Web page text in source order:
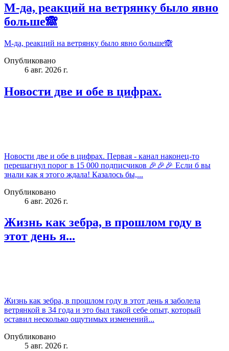
М-да, реакций на ветрянку было явно
больше🙈
М-да, реакций на ветрянку было явно больше🙈
Опубликовано
6 авг. 2026 г.
Новости две и обе в цифрах.
Новости две и обе в цифрах. Первая - канал наконец-то
перешагнул порог в 15 000 подписчиков 🎉🎉🎉 Если б вы
знали как я этого ждала! Казалось бы,...
Опубликовано
6 авг. 2026 г.
Жизнь как зебра, в прошлом году в
этот день я...
Жизнь как зебра, в прошлом году в этот день я заболела
ветрянкой в 34 года и это был такой себе опыт, который
оставил несколько ощутимых изменений...
Опубликовано
5 авг. 2026 г.